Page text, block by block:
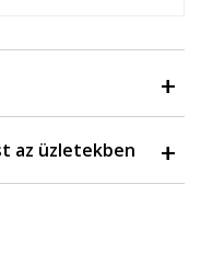
az üzletekben